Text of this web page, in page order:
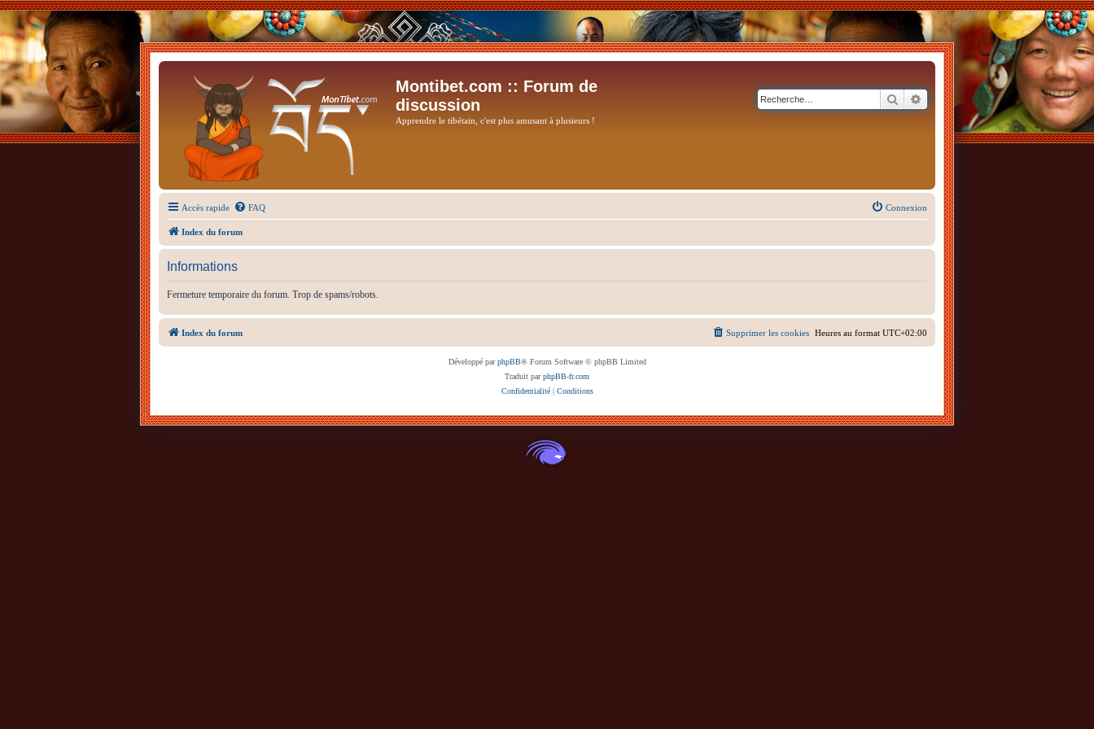
Montibet.com :: Forum de
discussion
Apprendre le tibétain, c'est plus amusant à plusieurs !
RechercherRecherche avancée
Accès rapide FAQ Connexion
Index du forum
Informations
Fermeture temporaire du forum. Trop de spams/robots.
Index du forum Heures au format UTC+02:00
Supprimer les cookies
Développé parphpBB® Forum Software © phpBB Limited
Traduit parphpBB-fr.com
Confidentialité| Conditions